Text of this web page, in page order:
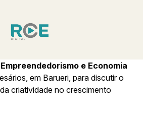
e Economia
em Barueri, para discutir o
criatividade no crescimento